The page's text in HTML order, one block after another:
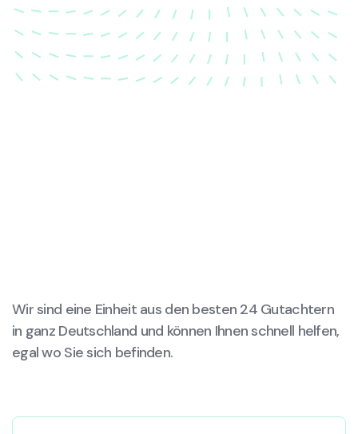
wieder in ihren ursprünglichen Zustand gebracht
wird.
Wir sind eine Einheit aus den besten 24 Gutachtern
in ganz Deutschland und können Ihnen schnell helfen,
egal wo Sie sich befinden.